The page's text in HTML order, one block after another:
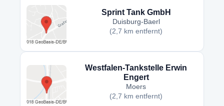
Sprint Tank GmbH
Duisburg-Baerl
(2,7 km entfernt)
Westfalen-Tankstelle Erwin
Engert
Moers
(2,7 km entfernt)